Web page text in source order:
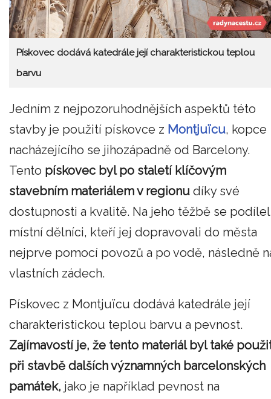
Pískovec dodává katedrále její charakteristickou teplou
barvu
Jedním z nejpozoruhodnějších aspektů této
stavby je použití pískovce z Montjuïcu, kopce
nacházejícího se jihozápadně od Barcelony.
Tento pískovec byl po staletí klíčovým
stavebním materiálem v regionu díky své
dostupnosti a kvalitě. Na jeho těžbě se
místní dělníci, kteří jej dopravovali do města
nejprve pomocí povozů a po vodě, následně
vlastních zádech.
Pískovec z Montjuïcu dodává katedrále její
charakteristickou teplou barvu a pevnost.
Zajímavostí je, že tento materiál byl také
při stavbě dalších významných barcelonských
památek, jako je například pevnost na